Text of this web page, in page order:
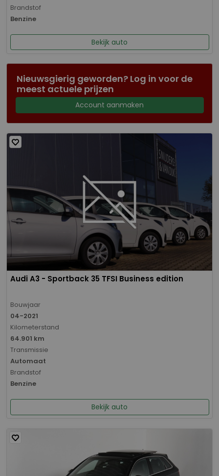
Brandstof
Benzine
Bekijk auto
Nieuwsgierig geworden? Log in voor de
meest actuele prijzen
Account aanmaken
Audi A3 - Sportback 35 TFSI Business edition
Bouwjaar
04-2021
Kilometerstand
64.901 km
Transmissie
Automaat
Brandstof
Benzine
Bekijk auto